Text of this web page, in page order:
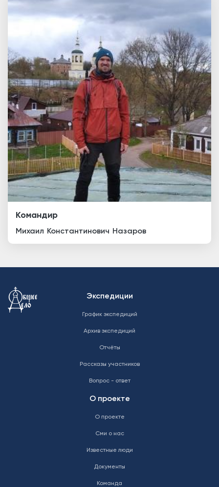
Командир
Михаил Константинович Назаров
Меню в подвалеЭкспедиции
График экспедиций
Архив экспедиций
Отчёты
Рассказы участников
Вопрос - ответ
О проекте
О проекте
Сми о нас
Известные люди
Документы
Команда